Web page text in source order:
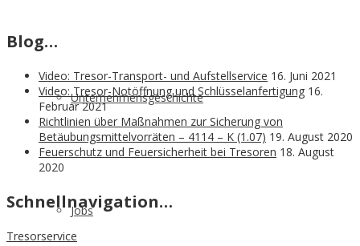
Unternehmensgeschichte
Jobs
Blog…
Video: Tresor-Transport- und Aufstellservice 16. Juni 2021
Video: Tresor-Notöffnung und Schlüsselanfertigung 16.
Februar 2021
Richtlinien über Maßnahmen zur Sicherung von
Betäubungsmittelvorräten – 4114 – K (1.07) 19. August 2020
Feuerschutz und Feuersicherheit bei Tresoren 18. August
2020
Schnellnavigation…
Tresorservice